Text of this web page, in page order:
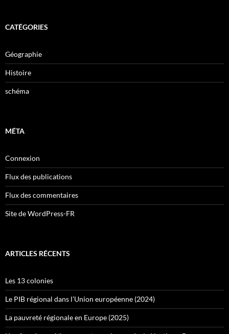
CATÉGORIES
Géographie
Histoire
schéma
MÉTA
Connexion
Flux des publications
Flux des commentaires
Site de WordPress-FR
ARTICLES RÉCENTS
Les 13 colonies
Le PIB régional dans l’Union européenne (2024)
La pauvreté régionale en Europe (2025)